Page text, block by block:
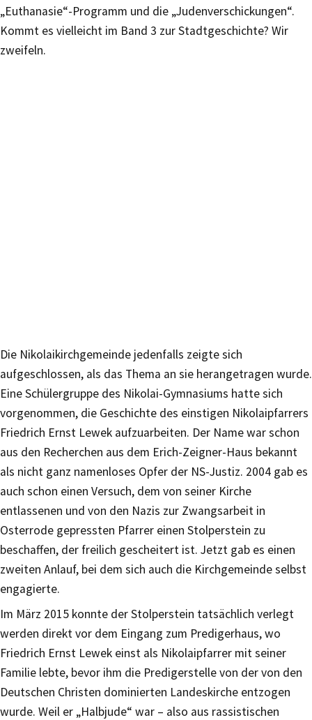
„Euthanasie“-Programm und die „Judenverschickungen“.
Kommt es vielleicht im Band 3 zur Stadtgeschichte? Wir
zweifeln.
Die Nikolaikirchgemeinde jedenfalls zeigte sich
aufgeschlossen, als das Thema an sie herangetragen wurde.
Eine Schülergruppe des Nikolai-Gymnasiums hatte sich
vorgenommen, die Geschichte des einstigen Nikolaipfarrers
Friedrich Ernst Lewek aufzuarbeiten. Der Name war schon
aus den Recherchen aus dem Erich-Zeigner-Haus bekannt
als nicht ganz namenloses Opfer der NS-Justiz. 2004 gab es
auch schon einen Versuch, dem von seiner Kirche
entlassenen und von den Nazis zur Zwangsarbeit in
Osterrode gepressten Pfarrer einen Stolperstein zu
beschaffen, der freilich gescheitert ist. Jetzt gab es einen
zweiten Anlauf, bei dem sich auch die Kirchgemeinde selbst
engagierte.
Im März 2015 konnte der Stolperstein tatsächlich verlegt
werden direkt vor dem Eingang zum Predigerhaus, wo
Friedrich Ernst Lewek einst als Nikolaipfarrer mit seiner
Familie lebte, bevor ihm die Predigerstelle von der von den
Deutschen Christen dominierten Landeskirche entzogen
wurde. Weil er „Halbjude“ war – also aus rassistischen